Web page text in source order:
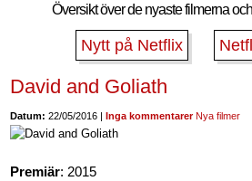
Översikt över de nyaste filmerna
Nytt på Netflix
David and Goliath
Datum: 22/05/2016 |Inga kommentarer Nya filmer
Premiär: 2015